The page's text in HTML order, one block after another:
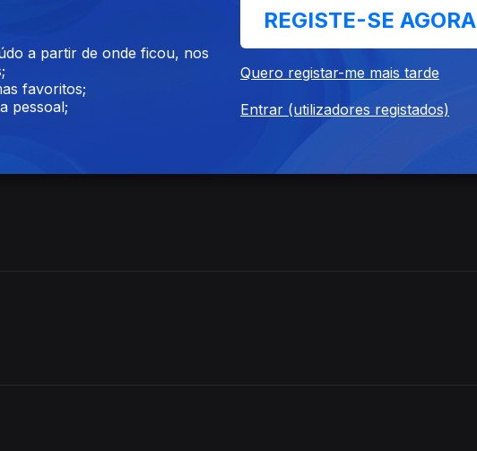
+ Igreja Católica
Católica
a partir de onde ficou, nos
favoritos;
pessoal;
REGISTE-SE AGORA
Quero registar-me mais tarde
Entrar (utilizadores registados)